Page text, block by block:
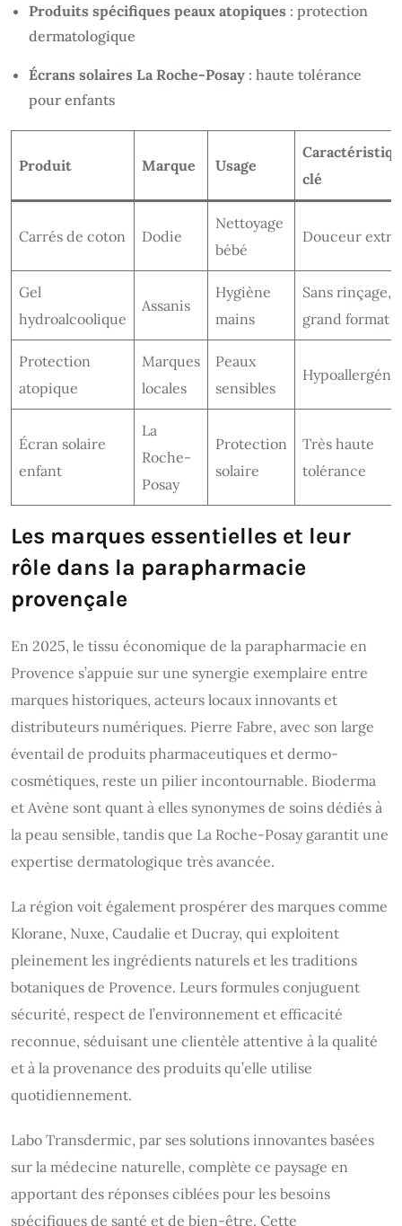
Produits spécifiques peaux atopiques : protection
dermatologique
Écrans solaires La Roche-Posay : haute tolérance
pour enfants
Produit Marque Usage
clé
Carrés de coton Dodie
Nettoyage
bébé
Douceur
Gel
hydroalcoolique
Assanis
Hygiène
mains
Sans rinçage,
grand format
Protection
atopique
Marques
locales
Peaux
sensibles
Écran solaire
enfant
La
Roche-
Posay
Protection
solaire
Très haute
tolérance
Les marques essentielles et leur
rôle dans la parapharmacie
provençale
En 2025, le tissu économique de la parapharmacie en
Provence s’appuie sur une synergie exemplaire entre
marques historiques, acteurs locaux innovants et
distributeurs numériques. Pierre Fabre, avec son large
éventail de produits pharmaceutiques et dermo-
cosmétiques, reste un pilier incontournable. Bioderma
et Avène sont quant à elles synonymes de soins dédiés à
la peau sensible, tandis que La Roche-Posay garantit une
expertise dermatologique très avancée.
La région voit également prospérer des marques comme
Klorane, Nuxe, Caudalie et Ducray, qui exploitent
pleinement les ingrédients naturels et les traditions
botaniques de Provence. Leurs formules conjuguent
sécurité, respect de l’environnement et efficacité
reconnue, séduisant une clientèle attentive à la qualité
et à la provenance des produits qu’elle utilise
quotidiennement.
Labo Transdermic, par ses solutions innovantes basées
sur la médecine naturelle, complète ce paysage en
apportant des réponses ciblées pour les besoins
spécifiques de santé et de bien-être. Cette